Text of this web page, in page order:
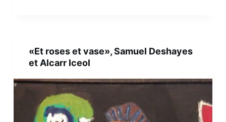
«Et roses et vase», Samuel Deshayes
et Alcarr Iceol